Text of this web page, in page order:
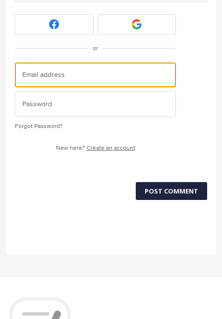
or
Forgot Password?
New here? Create an account
POST COMMENT